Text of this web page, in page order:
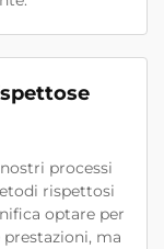
processi
rispettosi
optare per
ma